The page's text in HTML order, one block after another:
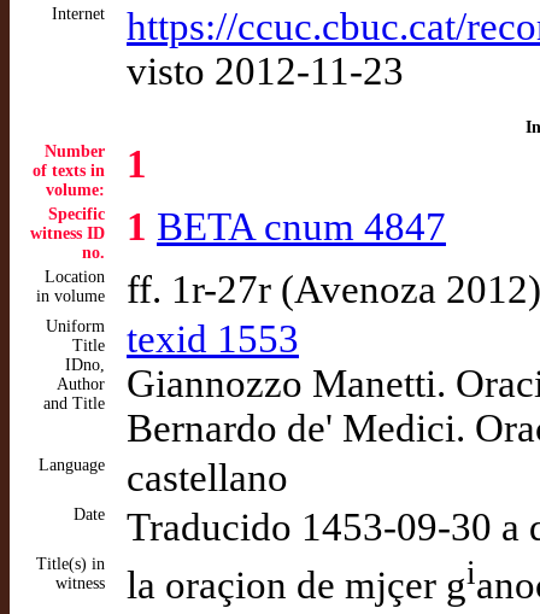
Internet
https://ccuc.cbuc.cat/
visto 2012-11-23
Number
of texts in
volume:
1
Specific
witness ID
no.
1 BETA cnum 4847
Location
in volume
ff. 1r-27r (Avenoza 2012)
Uniform
Title
IDno,
Author
and Title
texid 1553
Giannozzo Manetti.
Bernardo de' Medici.
Language castellano
Date Traducido 1453-09-30 a
Title(s) in
witness
la oraçion de mjçer gi